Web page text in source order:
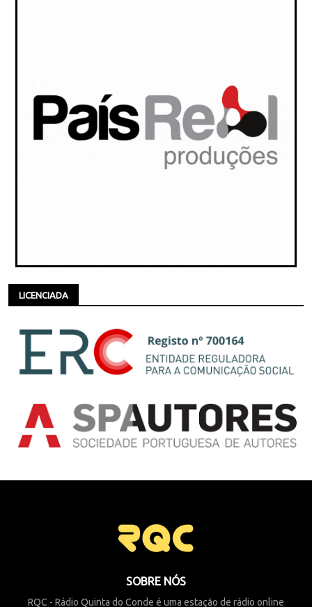
LICENCIADA
SOBRE NÓS
RQC - Rádio Quinta do Conde é uma estação de rádio online